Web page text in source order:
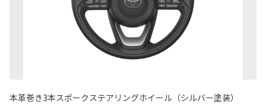
本革巻き3本スポークステアリングホイール（シルバー塗装）